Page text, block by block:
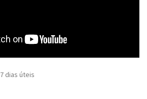
7 dias úteis